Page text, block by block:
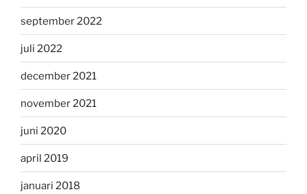
september 2022
juli 2022
december 2021
november 2021
juni 2020
april 2019
januari 2018